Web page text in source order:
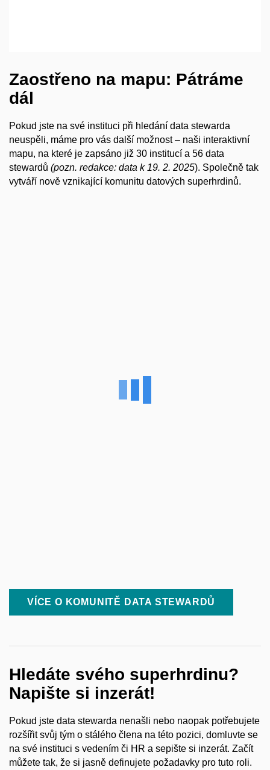
Zaostřeno na mapu: Pátráme
dál
Pokud jste na své instituci při hledání data stewarda
neuspěli, máme pro vás další možnost – naši interaktivní
mapu, na které je zapsáno již 30 institucí a 56 data
stewardů (pozn. redakce: data k 19. 2. 2025). Společně tak
vytváří nově vznikající komunitu datových superhrdinů.
VÍCE O KOMUNITĚ DATA STEWARDŮ
Hledáte svého superhrdinu?
Napište si inzerát!
Pokud jste data stewarda nenašli nebo naopak potřebujete
rozšířit svůj tým o stálého člena na této pozici, domluvte se
na své instituci s vedením či HR a sepište si inzerát. Začít
můžete tak, že si jasně definujete požadavky pro tuto roli.